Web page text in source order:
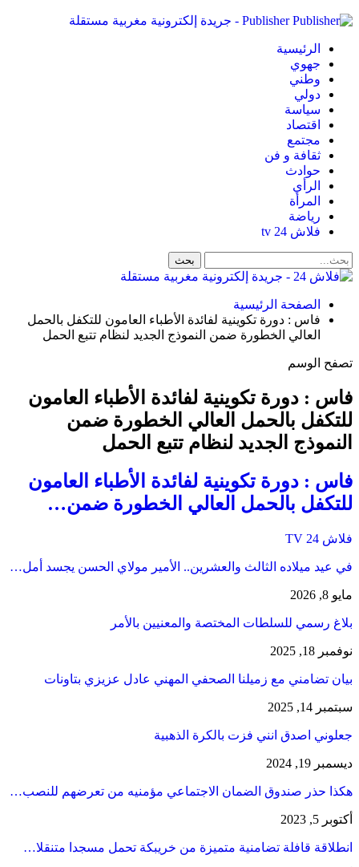
Publisher - جريدة إلكترونية مغربية مستقلة
الرئيسية
جهوي
وطني
دولي
سياسة
اقتصاد
مجتمع
ثقافة و فن
حوادث
الرأي
المرأة
رياضة
فلاش 24 tv
الصفحة الرئيسية
فاس : دورة تكوينية لفائدة الأطباء العامون للتكفل بالحمل
العالي الخطورة ضمن النموذج الجديد لنظام تتبع الحمل
تصفح الوسم
فاس : دورة تكوينية لفائدة الأطباء العامون
للتكفل بالحمل العالي الخطورة ضمن
النموذج الجديد لنظام تتبع الحمل
فاس : دورة تكوينية لفائدة الأطباء العامون
للتكفل بالحمل العالي الخطورة ضمن…
فلاش 24 TV
في عيد ميلاده الثالث والعشرين.. الأمير مولاي الحسن يجسد أمل…
مايو 8, 2026
بلاغ رسمي للسلطات المختصة والمعنيين بالأمر
نوفمبر 18, 2025
بيان تضامني مع زميلنا الصحفي المهني عادل عزيزي بتاونات
سبتمبر 14, 2025
جعلوني اصدق انني فزت بالكرة الذهبية
ديسمبر 19, 2024
هكذا حذر صندوق الضمان الاجتماعي مؤمنيه من تعرضهم للنصب…
أكتوبر 5, 2023
انطلاقة قافلة تضامنية متميزة من خريبكة تحمل مسجدا متنقلا…